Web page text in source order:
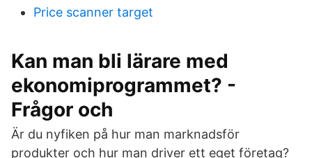
Price scanner target
Kan man bli lärare med
ekonomiprogrammet? -
Frågor och
Är du nyfiken på hur man marknadsför
produkter och hur man driver ett eget företag?